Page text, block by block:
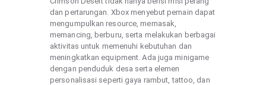
dan pertarungan. Xbox menyebut pemain dapat
mengumpulkan resource, memasak,
memancing, berburu, serta melakukan berbagai
aktivitas untuk memenuhi kebutuhan dan
meningkatkan equipment. Ada juga minigame
dengan penduduk desa serta elemen
personalisasi seperti gaya rambut, tattoo, dan